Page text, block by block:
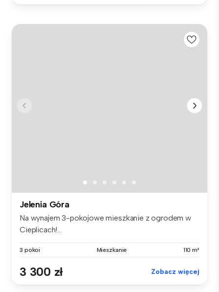
Jelenia Góra
Na wynajem 3-pokojowe mieszkanie z ogrodem w
Cieplicach!...
3 pokoi Mieszkanie 110 m²
3 300 zł Zobacz więcej